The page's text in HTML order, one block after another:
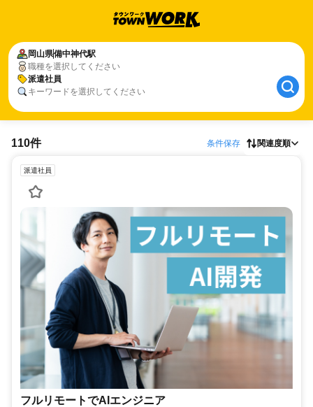
岡山県備中神代駅
職種を選択してください
派遣社員
キーワードを選択してください
110件 条件保存 関連度順
派遣社員
フルリモートでAIエンジニア